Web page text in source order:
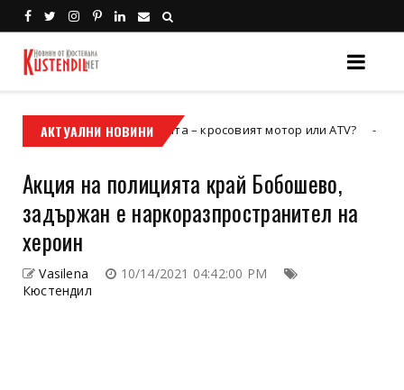
АКТУАЛНИ НОВИНИ
към свободата – кросовият мотор или ATV? Холивуд
Акция на полицията край Бобошево,
задържан е наркоразпространител на
хероин
Vasilena
10/14/2021 04:42:00 PM
Кюстендил